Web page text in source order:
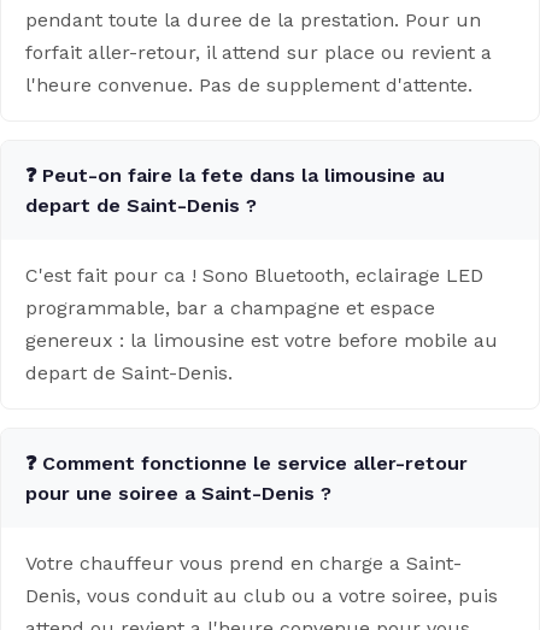
pendant toute la duree de la prestation. Pour un
forfait aller-retour, il attend sur place ou revient a
l'heure convenue. Pas de supplement d'attente.
❓ Peut-on faire la fete dans la limousine au
depart de Saint-Denis ?
C'est fait pour ca ! Sono Bluetooth, eclairage LED
programmable, bar a champagne et espace
genereux : la limousine est votre before mobile au
depart de Saint-Denis.
❓ Comment fonctionne le service aller-retour
pour une soiree a Saint-Denis ?
Votre chauffeur vous prend en charge a Saint-
Denis, vous conduit au club ou a votre soiree, puis